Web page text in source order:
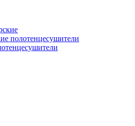
полотенцесушители